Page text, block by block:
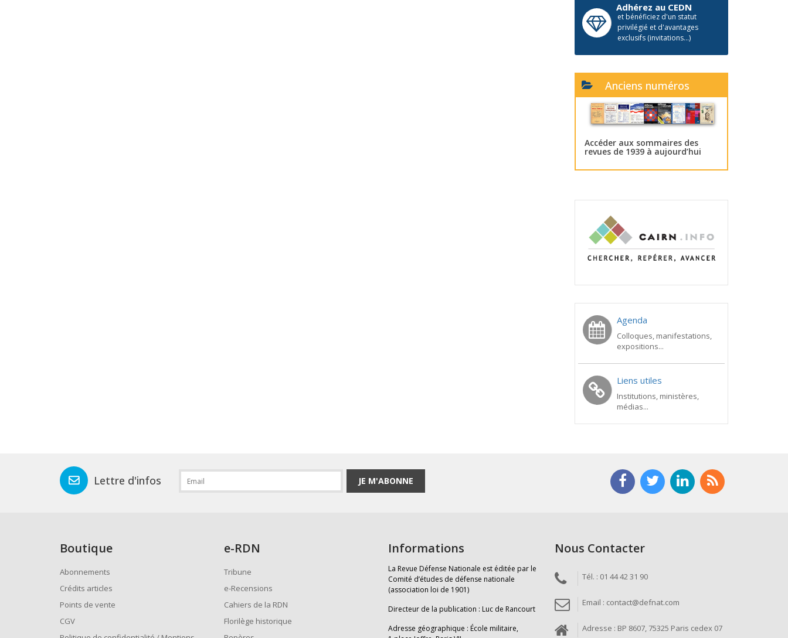
Adhérez au CEDN
et bénéficiez d'un statut
privilégié et d'avantages
exclusifs (invitations...)
Anciens numéros
Accéder aux sommaires des
revues de 1939 à aujourd’hui
Agenda
Colloques, manifestations,
expositions...
Liens utiles
Institutions, ministères,
médias...
Lettre d'infos JE M'ABONNE
Boutique
Abonnements
Crédits articles
Points de vente
CGV
e-RDN
Tribune
e-Recensions
Cahiers de la RDN
Florilège historique
Informations
La Revue Défense Nationale est éditée par le
Comité d’études de défense nationale
(association loi de 1901)
Directeur de la publication : Luc de Rancourt
Adresse géographique : École militaire,
Nous Contacter
Tél. : 01 44 42 31 90
Email : contact@defnat.com
Adresse : BP 8607, 75325 Paris cedex 07